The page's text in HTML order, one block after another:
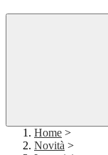
Home >
Novità >